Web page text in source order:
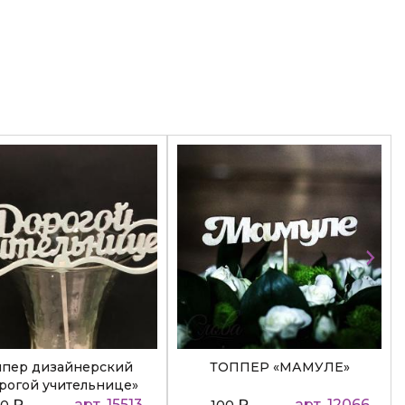
дизайнерский
учительнице»
ТОППЕР «МАМУЛЕ»